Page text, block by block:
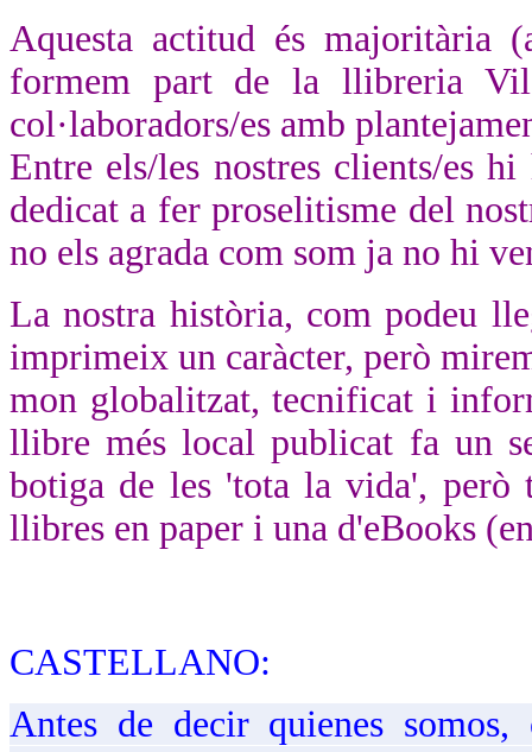
Aquesta actitud és majoritària
formem part de la llibreria
col·laboradors/es amb
Entre els/les nostres clients/es
dedicat a fer proselitisme del
no els agrada com som ja no hi
La nostra història, com podeu
imprimeix un caràcter, però
mon globalitzat, tecnificat i
llibre més local publicat fa un
botiga de les 'tota la vida', però
llibres en paper i una d'eBooks
CASTELLANO:
Antes de decir quienes